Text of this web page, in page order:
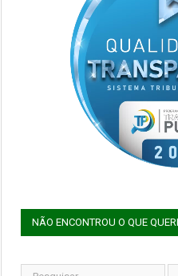
NÃO ENCONTROU O QUE